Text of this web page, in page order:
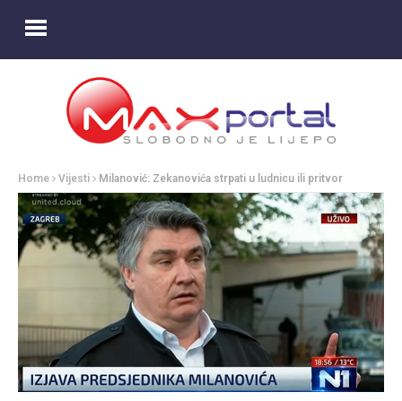
Home Vijesti Milanović: Zekanovića strpati u ludnicu ili pritvor